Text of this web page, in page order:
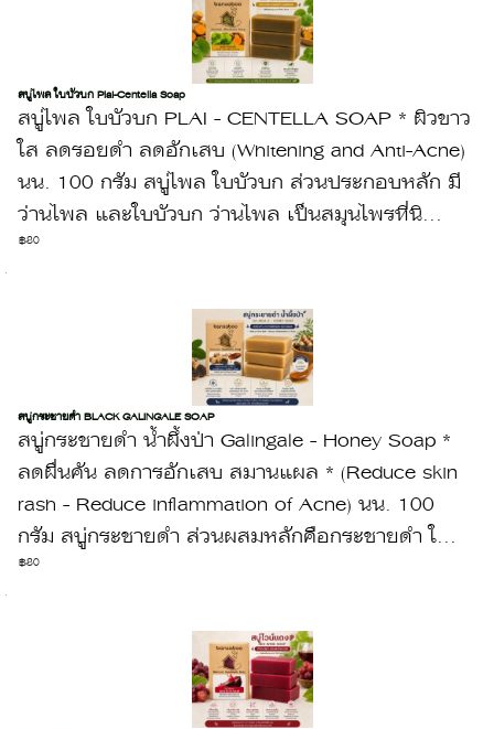
สบู่ไพล ใบบัวบก Plai-Centella Soap
สบู่ไพล ใบบัวบก PLAI - CENTELLA SOAP * ผิวขาว
ใส ลดรอยดำ ลดอักเสบ (Whitening and Anti-Acne)
นน. 100 กรัม สบู่ไพล ใบบัวบก ส่วนประกอบหลัก มี
ว่านไพล และใบบัวบก ว่านไพล เป็นสมุนไพรที่นิ...
฿80
สบู่กระชายดำ BLACK GALINGALE SOAP
สบู่กระชายดำ น้ำผึ้งป่า Galingale - Honey Soap *
ลดผื่นคัน ลดการอักเสบ สมานแผล * (Reduce skin
rash - Reduce inflammation of Acne) นน. 100
กรัม สบู่กระชายดำ ส่วนผสมหลักคือกระชายดำ ใ...
฿80